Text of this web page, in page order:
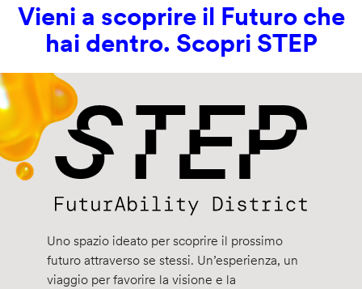
Vieni a scoprire il Futuro che
hai dentro. Scopri STEP
Uno spazio ideato per scoprire il prossimo
futuro attraverso se stessi. Un’esperienza, un
viaggio per favorire la visione e la